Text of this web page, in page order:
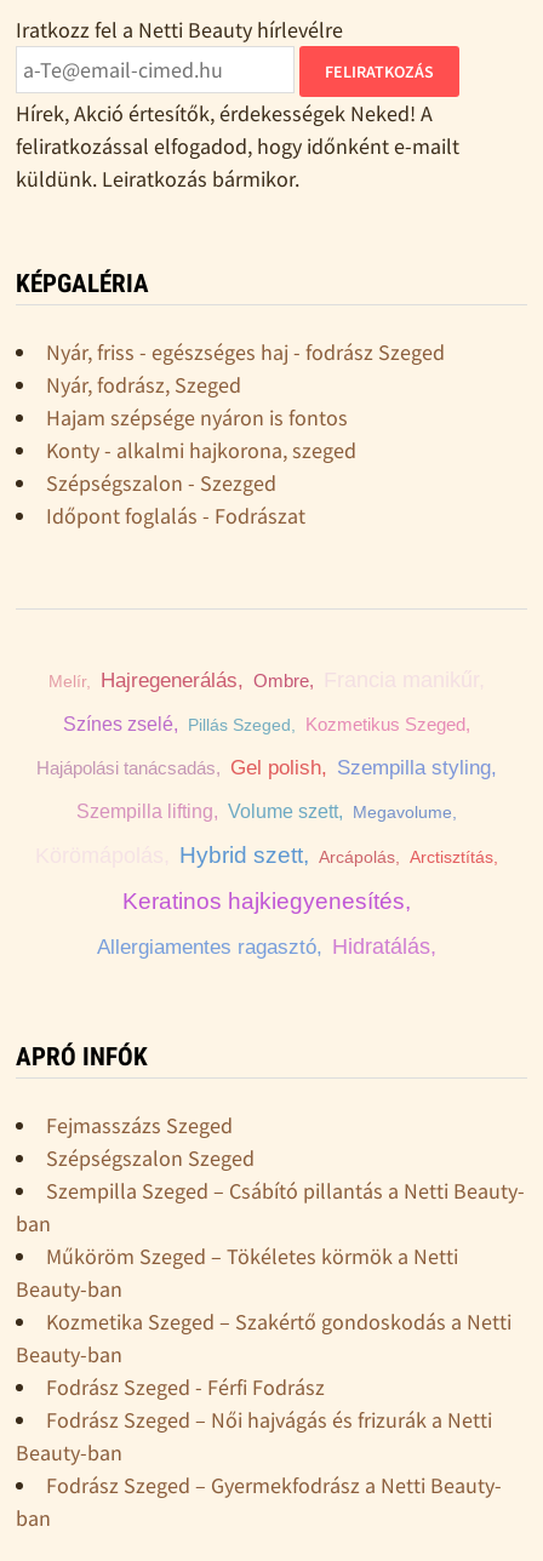
Iratkozz fel a Netti Beauty hírlevélre
FELIRATKOZÁS
Hírek, Akció értesítők, érdekességek Neked! A
feliratkozással elfogadod, hogy időnként e-mailt
küldünk. Leiratkozás bármikor.
KÉPGALÉRIA
Nyár, friss - egészséges haj - fodrász Szeged
Nyár, fodrász, Szeged
Hajam szépsége nyáron is fontos
Konty - alkalmi hajkorona, szeged
Szépségszalon - Szezged
Időpont foglalás - Fodrászat
Melír, Hajregenerálás, Ombre, Balayage,
Pillás Szeged, Kozmetikus Szeged, Hajápolási tanácsadás,
Gel polish, Szempilla styling, Szempilla lifting,
Volume szett, Megavolume, Chrome köröm,
Hybrid szett, Arcápolás, Arctisztítás,
Keratinos hajkiegyenesítés,
Allergiamentes ragasztó, Hidratálás,
APRÓ INFÓK
Fejmasszázs Szeged
Szépségszalon Szeged
Szempilla Szeged – Csábító pillantás a Netti Beauty-
ban
Műköröm Szeged – Tökéletes körmök a Netti
Beauty-ban
Kozmetika Szeged – Szakértő gondoskodás a Netti
Beauty-ban
Fodrász Szeged - Férfi Fodrász
Fodrász Szeged – Női hajvágás és frizurák a Netti
Beauty-ban
Fodrász Szeged – Gyermekfodrász a Netti Beauty-
ban